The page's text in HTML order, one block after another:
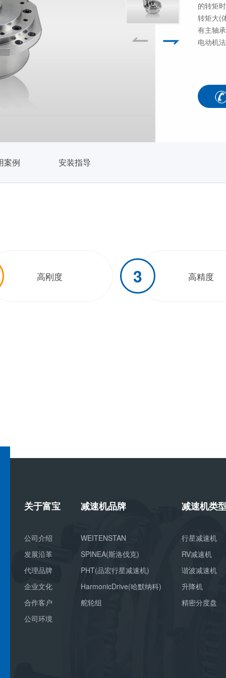
的转矩
转矩大(
有主轴
电动机
案例 安装指导
高刚度 3 高精度
关于富宝
公司介绍
发展沿革
代理品牌
企业文化
合作客户
公司环境
减速机品牌
WEITENSTAN
SPINEA(斯洛伐克)
PHT(品宏行星减速机)
HarmonicDrive(哈默纳科)
舵轮组
减速机类
行星减速机
RV减速机
谐波减速机
升降机
精密分度盘